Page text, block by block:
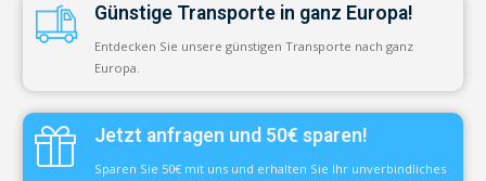
Günstige Transporte in ganz Europa!
Entdecken Sie unsere günstigen Transporte nach ganz
Europa.
Jetzt anfragen und 50€ sparen!
Sparen Sie 50€ mit uns und erhalten Sie Ihr unverbindliches